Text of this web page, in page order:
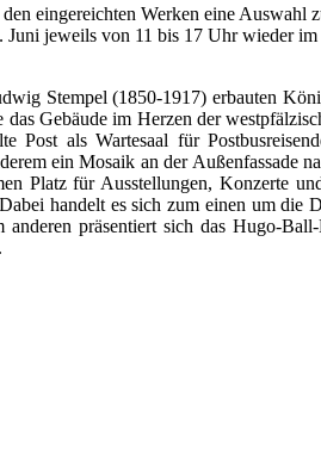
eingereichten Werken eine
Juni jeweils von 11 bis 17 Uhr wieder
Stempel (1850-1917) erbauten
Gebäude im Herzen der
als Wartesaal für
ein Mosaik an der Außenfassade
Platz für Ausstellungen, Konzerte
handelt es sich zum einen um die
präsentiert sich das Hugo-
.